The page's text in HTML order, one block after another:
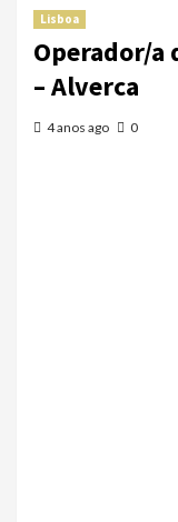
Lisboa
Operador/a
– Alverca
4 anos ago 0